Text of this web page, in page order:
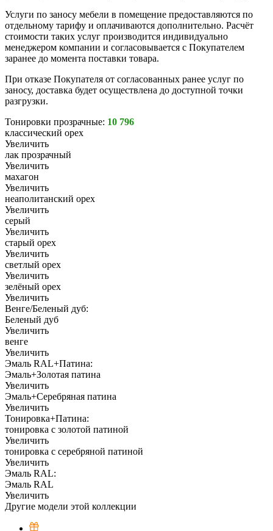
Услуги по заносу мебели в помещение предоставляются по
отдельному тарифу и оплачиваются дополнительно. Расчёт
стоимости таких услуг производится индивидуально
менеджером компании и согласовывается с Покупателем
заранее до момента поставки товара.
При отказе Покупателя от согласованных ранее услуг по
заносу, доставка будет осуществлена до доступной точки
разгрузки.
Тонировки прозрачные: 10 796
классический орех
Увеличить
лак прозрачный
Увеличить
махагон
Увеличить
неаполитанский орех
Увеличить
серый
Увеличить
старый орех
Увеличить
светлый орех
Увеличить
зелёный орех
Увеличить
Венге/Беленый дуб:
Беленый дуб
Увеличить
венге
Увеличить
Эмаль RAL+Патина:
Эмаль+Золотая патина
Увеличить
Эмаль+Серебряная патина
Увеличить
Тонировка+Патина:
тонировка с золотой патиной
Увеличить
тонировка с серебряной патиной
Увеличить
Эмаль RAL:
Эмаль RAL
Увеличить
Другие модели этой коллекции